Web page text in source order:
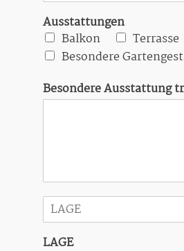
Ausstattungen
Balkon
Terrasse
Besondere
Besondere Ausstattung
E
z
LAGE